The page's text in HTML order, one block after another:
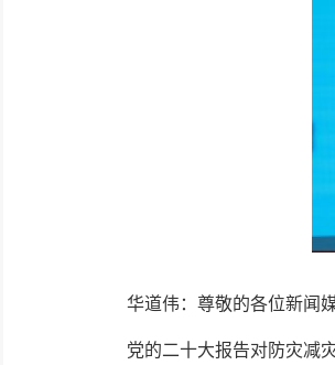
华道伟：尊敬的各位新闻
党的二十大报告对防灾减